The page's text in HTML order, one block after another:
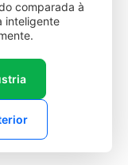
comparada à
inteligente